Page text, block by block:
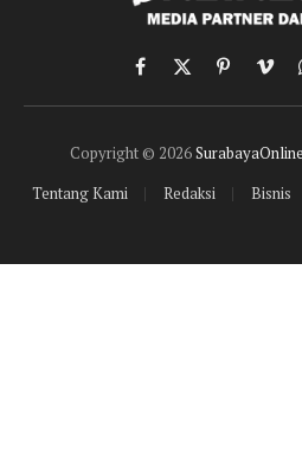
Facebook
X
(Twitter)
Pinterest
Copyright © 2026
Tentang Kami
Redaksi Bisnis